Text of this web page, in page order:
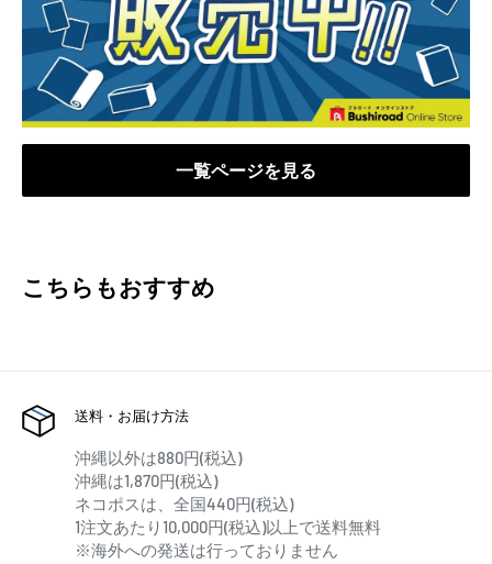
一覧ページを見る
こちらもおすすめ
送料・お届け方法
沖縄以外は880円(税込)
沖縄は1,870円(税込)
ネコポスは、全国440円(税込)
1注文あたり10,000円(税込)以上で送料無料
※海外への発送は行っておりません